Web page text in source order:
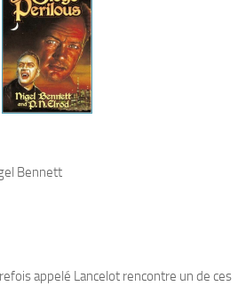
Bennett
appelé Lancelot rencontre un de ces